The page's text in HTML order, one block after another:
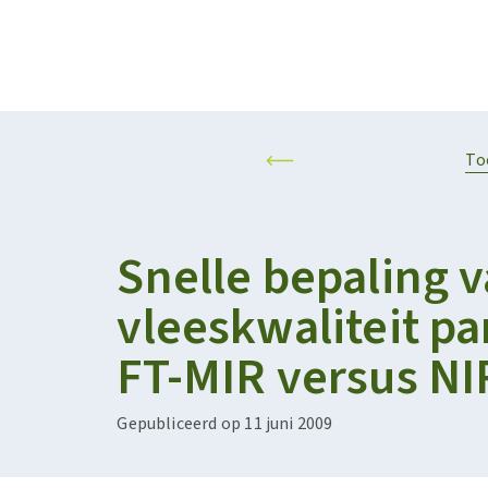
Snelle bepaling
vleeskwaliteit
FT-MIR versus
Gepubliceerd op 11 juni 2009